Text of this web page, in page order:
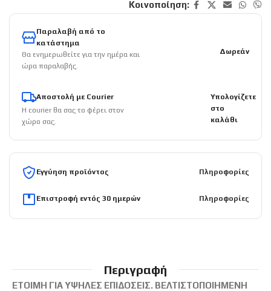
Κοινοποίηση:
Παραλαβή από το
κατάστημα
Θα ενημερωθείτε για την ημέρα και
ώρα παραλαβής.
Δωρεάν
Αποστολή με Courier
Η courier θα σας το φέρει στον
χώρο σας.
Υπολογίζετε
στο
καλάθι
Εγγύηση προϊόντος Πληροφορίες
Επιστροφή εντός 30 ημερών Πληροφορίες
Περιγραφή
ΕΤΟΙΜΗ ΓΙΑ ΥΨΗΛΕΣ ΕΠΙΔΟΣΕΙΣ. ΒΕΛΤΙΣΤΟΠΟΙΗΜΕΝΗ